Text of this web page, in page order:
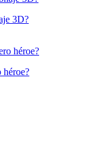
3D?
héroe?